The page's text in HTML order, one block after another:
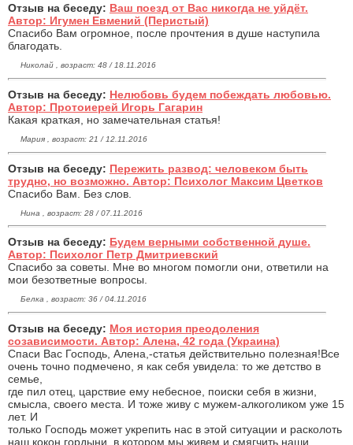
Отзыв на беседу: Ваш поезд от Вас никогда не уйдёт.
Автор: Игумен Евмений (Перистый)
Спасибо Вам огромное, после прочтения в душе наступила
благодать.
Николай , возраст: 48 / 18.11.2016
Отзыв на беседу: Нелюбовь будем побеждать любовью.
Автор: Протоиерей Игорь Гагарин
Какая краткая, но замечательная статья!
Мария , возраст: 21 / 12.11.2016
Отзыв на беседу: Пережить развод: человеком быть
трудно, но возможно. Автор: Психолог Максим Цветков
Спасибо Вам. Без слов.
Нина , возраст: 28 / 07.11.2016
Отзыв на беседу: Будем верными собственной душе.
Автор: Психолог Петр Дмитриевский
Спасибо за советы. Мне во многом помогли они, ответили на
мои безответные вопросы.
Белка , возраст: 36 / 04.11.2016
Отзыв на беседу: Моя история преодоления
созависимости. Автор: Алена, 42 года (Украина)
Спаси Вас Господь, Алена,-статья действительно полезная!Все
очень точно подмечено, я как себя увидела: то же детство в
семье,
где пил отец, царствие ему небесное, поиски себя в жизни,
смысла, своего места. И тоже живу с мужем-алкоголиком уже 15
лет. И
только Господь может укрепить нас в этой ситуации и расколоть
наш кокон гордыни, в котором мы живем и смягчить наши